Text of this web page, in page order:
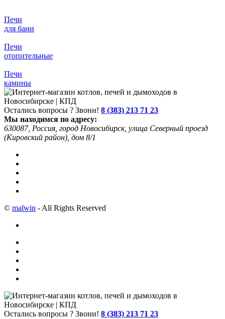
Печи
для бани
Печи
отопительные
Печи
камины
Остались вопросы ? Звони! 8 (383) 213 71 23
Мы находимся по адресу:
630087, Россия, город Новосибирск, улица Северный проезд
(Кировский район), дом 8/1
© malwin - All Rights Reserved
Остались вопросы ? Звони! 8 (383) 213 71 23